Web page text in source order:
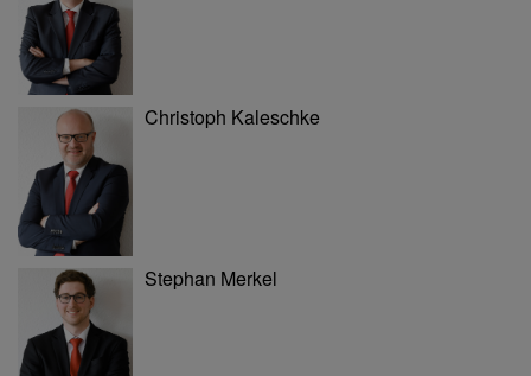
Christoph Kaleschke
Stephan Merkel